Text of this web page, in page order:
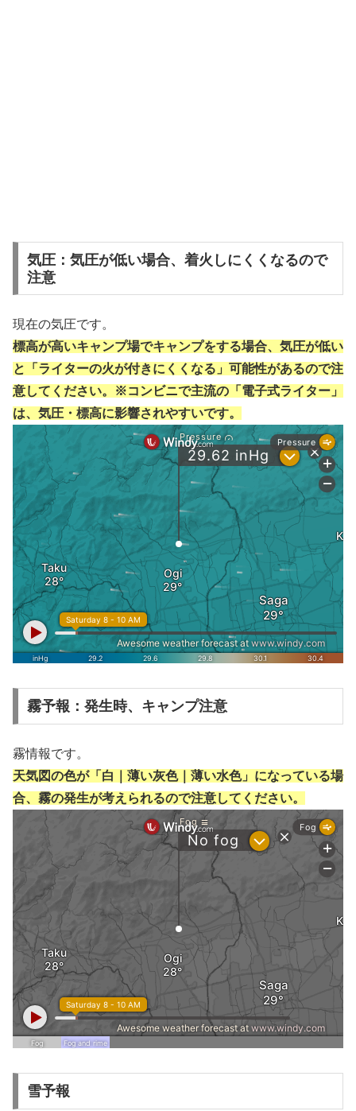
気圧：気圧が低い場合、着火しにくくなるので
注意
現在の気圧です。
標高が高いキャンプ場でキャンプをする場合、気圧が低い
と「ライターの火が付きにくくなる」可能性があるので注
意してください。※コンビニで主流の「電子式ライター」
は、気圧・標高に影響されやすいです。
霧予報：発生時、キャンプ注意
霧情報です。
天気図の色が「白｜薄い灰色｜薄い水色」になっている場
合、霧の発生が考えられるので注意してください。
雪予報